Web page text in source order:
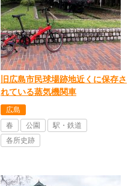
旧広島市民球場跡地近くに保存さ
れている蒸気機関車
広島
春
公園
駅・鉄道
各所史跡